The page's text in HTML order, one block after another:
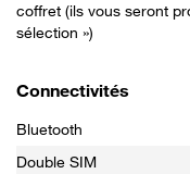
coffret (ils vous seront
sélection »)
Connectivités
Bluetooth
Double SIM